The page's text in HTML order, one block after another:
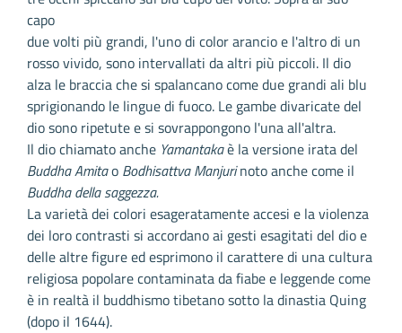
capo
due volti più grandi, l'uno di color arancio e l'altro di un
rosso vivido, sono intervallati da altri più piccoli. Il dio
alza le braccia che si spalancano come due grandi ali blu
sprigionando le lingue di fuoco. Le gambe divaricate del
dio sono ripetute e si sovrappongono l'una all'altra.
Il dio chiamato anche Yamantakaè la versione irata del
Buddha Amitao Bodhisattva Manjurinoto anche come il
Buddha della saggezza.
La varietà dei colori esageratamente accesi e la violenza
dei loro contrasti si accordano ai gesti esagitati del dio e
delle altre figure ed esprimono il carattere di una cultura
religiosa popolare contaminata da fiabe e leggende come
è in realtà il buddhismo tibetano sotto la dinastia Quing
(dopo il 1644).